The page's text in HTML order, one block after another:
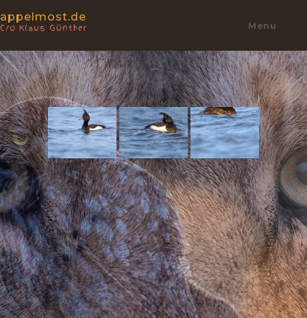
appelmost.de
C/o Klaus Günther Menu